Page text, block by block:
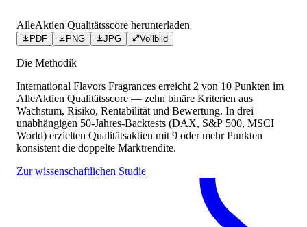
AlleAktien Qualitätsscore herunterladen
PDF PNG JPG Vollbild
Die Methodik
International Flavors Fragrances erreicht 2 von 10 Punkten im
AlleAktien Qualitätsscore — zehn binäre Kriterien aus
Wachstum, Risiko, Rentabilität und Bewertung. In drei
unabhängigen 50-Jahres-Backtests (DAX, S&P 500, MSCI
World) erzielten Qualitätsaktien mit 9 oder mehr Punkten
konsistent die doppelte Marktrendite.
Zur wissenschaftlichen Studie